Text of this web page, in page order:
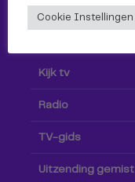
Kijk tv
Radio
TV-gids
Uitzending gemist
Cookie Instellingen